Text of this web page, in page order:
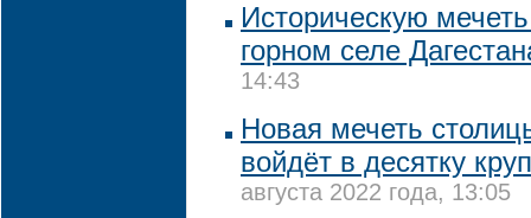
Историческую
горном селе
14:43
Новая мечеть
войдёт в десятку
августа 2022 года, 13:05